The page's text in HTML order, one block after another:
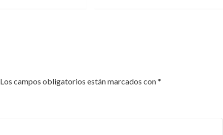
Los campos obligatorios están marcados con*